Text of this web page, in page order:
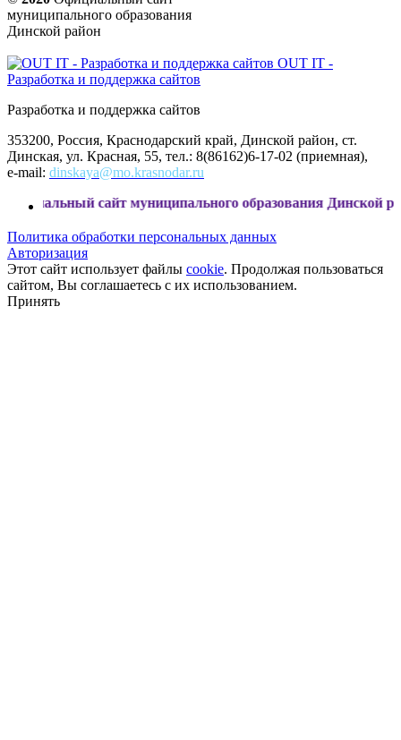
муниципального образования
Динской район
OUT IT -
Разработка и поддержка сайтов
Разработка и поддержка сайтов
353200, Россия, Краснодарский край, Динской район, ст.
Динская, ул. Красная, 55, тел.: 8(86162)6-17-02 (приемная),
e-mail: dinskaya@mo.krasnodar.ru
сайт муниципального образования Динской район
Политика обработки персональных данных
Авторизация
Этот сайт использует файлы cookie. Продолжая пользоваться
сайтом, Вы соглашаетесь с их использованием.
Принять